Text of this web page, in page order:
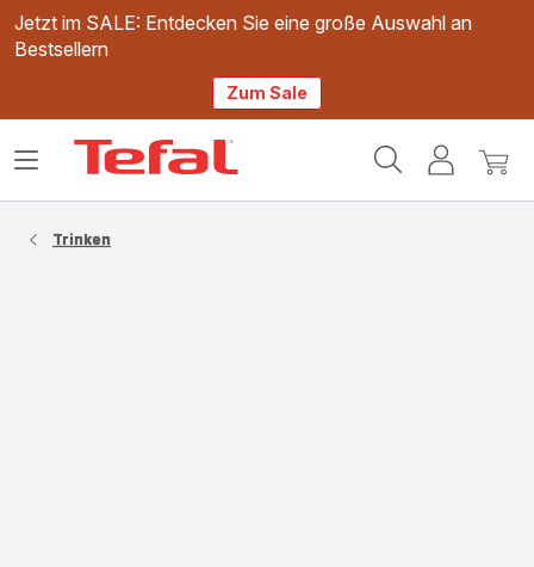
Jetzt im SALE: Entdecken Sie eine große Auswahl an
Bestsellern
Zum Sale
Mein
Mein
Das
Trinken